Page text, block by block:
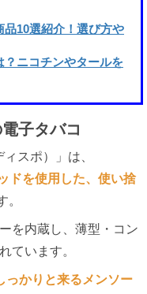
10選紹介！選び方や
ニコチンやタールを
子タバコ
スポ）」は、
ドを使用した、使い捨
。
を内蔵し、薄型・コン
ています。
っかりと来るメンソー